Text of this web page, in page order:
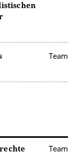
Team
Team